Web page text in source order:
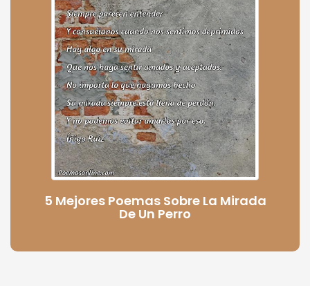
5 Mejores Poemas Sobre La Mirada
De Un Perro